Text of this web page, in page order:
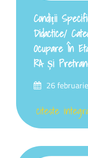
Condiții
Didactice/
Ocupare În
RA Și
26
citeste